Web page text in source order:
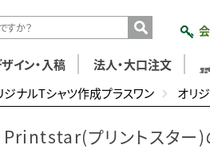
イン・入稿 法人・大口注文
ジナルTシャツ作成プラスワン オリ
Printstar(プリントスター)